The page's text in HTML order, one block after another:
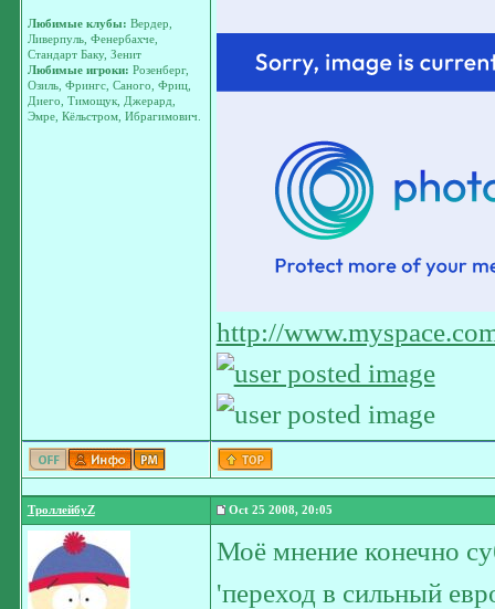
Любимые клубы: Вердер,
Ливерпуль, Фенербахче,
Стандарт Баку, Зенит
Любимые игроки: Розенберг,
Озиль, Фрингс, Саного, Фриц,
Диего, Тимощук, Джерард,
Эмре, Кёльстром, Ибрагимович.
http://
ТроллейбуZ Oct 25 2008, 20:05
Моё мнение конечно
'переход в сильный